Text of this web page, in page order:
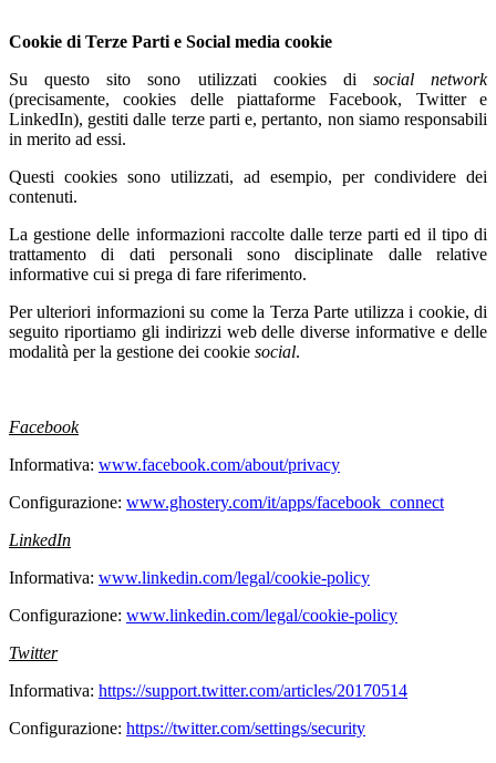
Cookie di Terze Parti e Social media cookie
Su questo sito sono utilizzati cookies di social network
(precisamente, cookies delle piattaforme Facebook, Twitter e
LinkedIn), gestiti dalle terze parti e, pertanto, non siamo responsabili
in merito ad essi.
Questi cookies sono utilizzati, ad esempio, per condividere dei
contenuti.
La gestione delle informazioni raccolte dalle terze parti ed il tipo di
trattamento di dati personali sono disciplinate dalle relative
informative cui si prega di fare riferimento.
Per ulteriori informazioni su come la Terza Parte utilizza i cookie, di
seguito riportiamo gli indirizzi web delle diverse informative e delle
modalità per la gestione dei cookie social.
Facebook
Informativa: www.facebook.com/about/privacy
Configurazione: www.ghostery.com/it/apps/facebook_connect
LinkedIn
Informativa: www.linkedin.com/legal/cookie-policy
Configurazione: www.linkedin.com/legal/cookie-policy
Twitter
Informativa: https://support.twitter.com/articles/20170514
Configurazione: https://twitter.com/settings/security